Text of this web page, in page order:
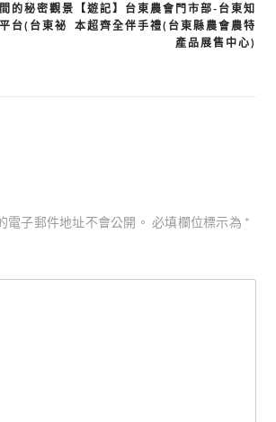
的秘密觀景
台(台東祕
【遊記】台東農會門市部-台東知
本超齊全伴手禮(台東縣農會農特
產品展售中心)
電子郵件地址不會公開。 必填欄位標示為 *